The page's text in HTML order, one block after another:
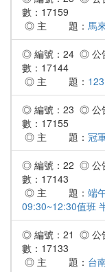
數：17159
◎ 主 題： 馬
◎ 編號：24 ◎ 公
數：17144
◎ 主 題：
◎ 編號：23 ◎ 公
數：17155
◎ 主 題： 冠
◎ 編號：22 ◎ 公
數：17143
◎ 主 題： 端
09:30~12:30值班
◎ 編號：21 ◎ 公
數：17133
◎ 主 題： 台